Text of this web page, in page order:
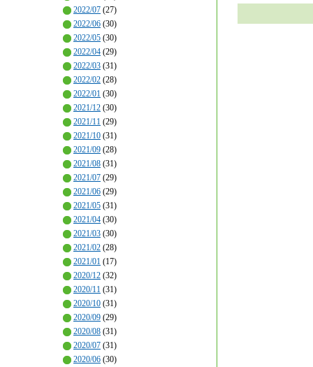
2022/07 (27)
2022/06 (30)
2022/05 (30)
2022/04 (29)
2022/03 (31)
2022/02 (28)
2022/01 (30)
2021/12 (30)
2021/11 (29)
2021/10 (31)
2021/09 (28)
2021/08 (31)
2021/07 (29)
2021/06 (29)
2021/05 (31)
2021/04 (30)
2021/03 (30)
2021/02 (28)
2021/01 (17)
2020/12 (32)
2020/11 (31)
2020/10 (31)
2020/09 (29)
2020/08 (31)
2020/07 (31)
2020/06 (30)